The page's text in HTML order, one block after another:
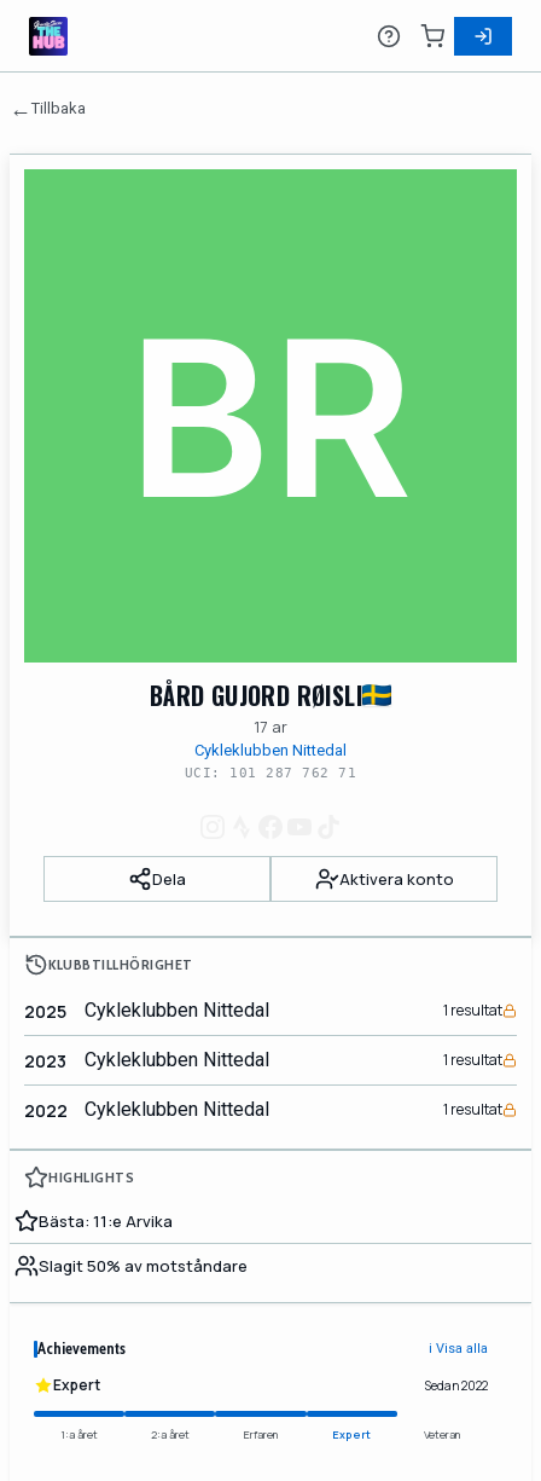
←Tillbaka
BÅRD GUJORD RØISLI
17 ar
Cykleklubben Nittedal
UCI: 101 287 762 71
Dela Aktivera konto
KLUBBTILLHÖRIGHET
2025 Cykleklubben Nittedal 1 resultat
2023 Cykleklubben Nittedal 1 resultat
2022 Cykleklubben Nittedal 1 resultat
HIGHLIGHTS
Bästa: 11:e Arvika
Slagit 50% av motståndare
Achievements ℹ️ Visa alla
Expert Sedan 2022
1:a året 2:a året Erfaren Expert Veteran